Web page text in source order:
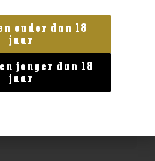
ouder dan 18
jaar
jonger dan 18
jaar